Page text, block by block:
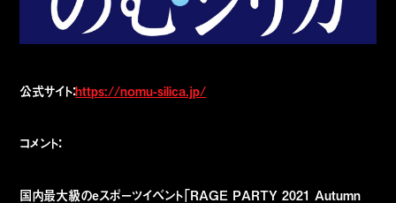
公式サイト：https://nomu-silica.jp/
コメント：
国内最大級のeスポーツイベント「RAGE PARTY 2021 Autumn